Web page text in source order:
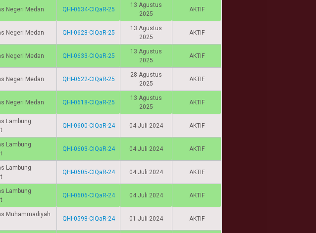
Negeri Medan QHI-0634-CIQaR-25
13 Agustus
2025
AKTIF
Negeri Medan QHI-0628-CIQaR-25
13 Agustus
2025
AKTIF
Negeri Medan QHI-0633-CIQaR-25
13 Agustus
2025
AKTIF
Negeri Medan QHI-0622-CIQaR-25
28 Agustus
2025
AKTIF
Negeri Medan QHI-0618-CIQaR-25
13 Agustus
2025
AKTIF
Lambung
QHI-0600-CIQaR-24 04 Juli 2024 AKTIF
Lambung
QHI-0603-CIQaR-24 04 Juli 2024 AKTIF
Lambung
QHI-0605-CIQaR-24 04 Juli 2024 AKTIF
Lambung
QHI-0606-CIQaR-24 04 Juli 2024 AKTIF
Muhammadiyah
QHI-0598-CIQaR-24 01 Juli 2024 AKTIF